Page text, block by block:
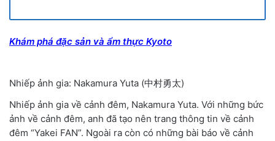
Khám phá đặc sản và ẩm thực Kyoto
Nhiếp ảnh gia: Nakamura Yuta (中村勇太)
Nhiếp ảnh gia về cảnh đêm, Nakamura Yuta. Với những bức
ảnh về cảnh đêm, anh đã tạo nên trang thông tin về cảnh
đêm “Yakei FAN”. Ngoài ra còn có những bài báo về cảnh